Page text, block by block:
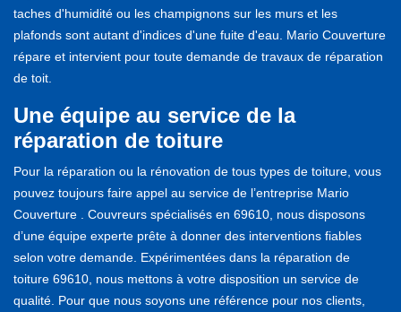
taches d'humidité ou les champignons sur les murs et les
plafonds sont autant d'indices d'une fuite d'eau. Mario Couverture
répare et intervient pour toute demande de travaux de réparation
de toit.
Une équipe au service de la
réparation de toiture
Pour la réparation ou la rénovation de tous types de toiture, vous
pouvez toujours faire appel au service de l’entreprise Mario
Couverture . Couvreurs spécialisés en 69610, nous disposons
d’une équipe experte prête à donner des interventions fiables
selon votre demande. Expérimentées dans la réparation de
toiture 69610, nous mettons à votre disposition un service de
qualité. Pour que nous soyons une référence pour nos clients,